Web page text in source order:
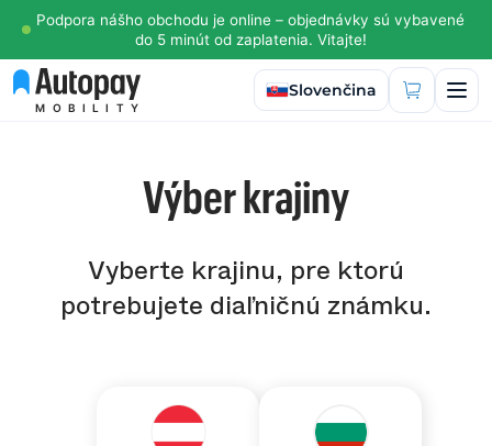
Podpora nášho obchodu je online – objednávky sú vybavené
do 5 minút od zaplatenia. Vitajte!
MOBILITY
Vybrať jazyk
Slovenčina
Výber krajiny
Vyberte krajinu, pre ktorú
potrebujete diaľničnú známku.